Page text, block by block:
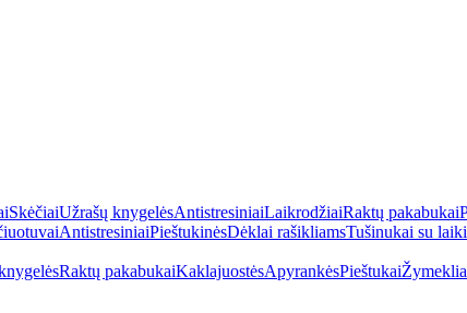
SkėčiaiUžrašų knygelėsAntistresiniaiLaikrodžiaiRaktų pakabukai
AntistresiniaiPieštukinėsDėklai rašikliamsTušinukai su
Raktų pakabukaiKaklajuostėsApyrankėsPieštukai